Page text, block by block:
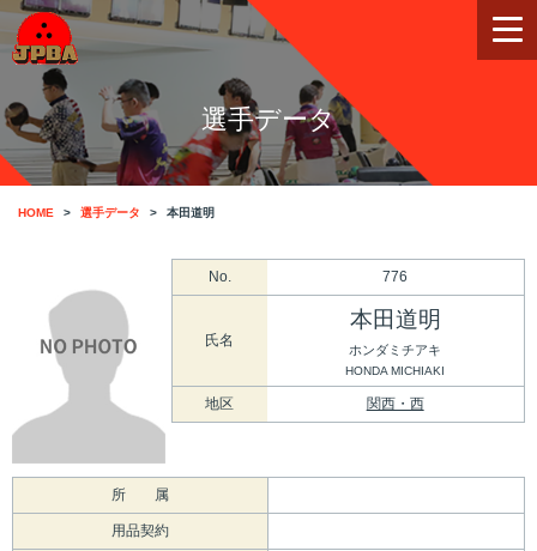
選手データ
HOME 選手データ 本田道明
No. 776
氏名
本田道明
ホンダミチアキ
HONDA MICHIAKI
地区 関西・西
所 属
用品契約